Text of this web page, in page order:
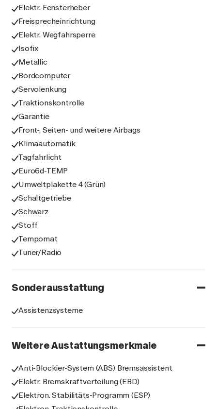
Elektr. Fensterheber
Freisprecheinrichtung
Elektr. Wegfahrsperre
Isofix
Metallic
Bordcomputer
Servolenkung
Traktionskontrolle
Garantie
Front-, Seiten- und weitere Airbags
Klimaautomatik
Tagfahrlicht
Euro6d-TEMP
Umweltplakette 4 (Grün)
Schaltgetriebe
Schwarz
Stoff
Tempomat
Tuner/Radio
Sonderausstattung
Assistenzsysteme
Weitere Austattungsmerkmale
Anti-Blockier-System (ABS) Bremsassistent
Elektr. Bremskraftverteilung (EBD)
Elektron. Stabilitäts-Programm (ESP)